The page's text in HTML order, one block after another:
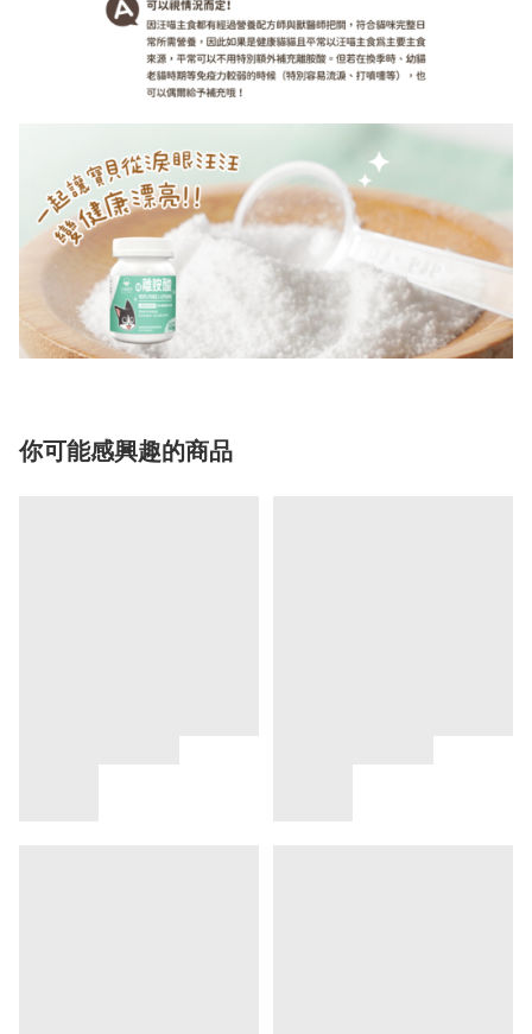
你可能感興趣的商品